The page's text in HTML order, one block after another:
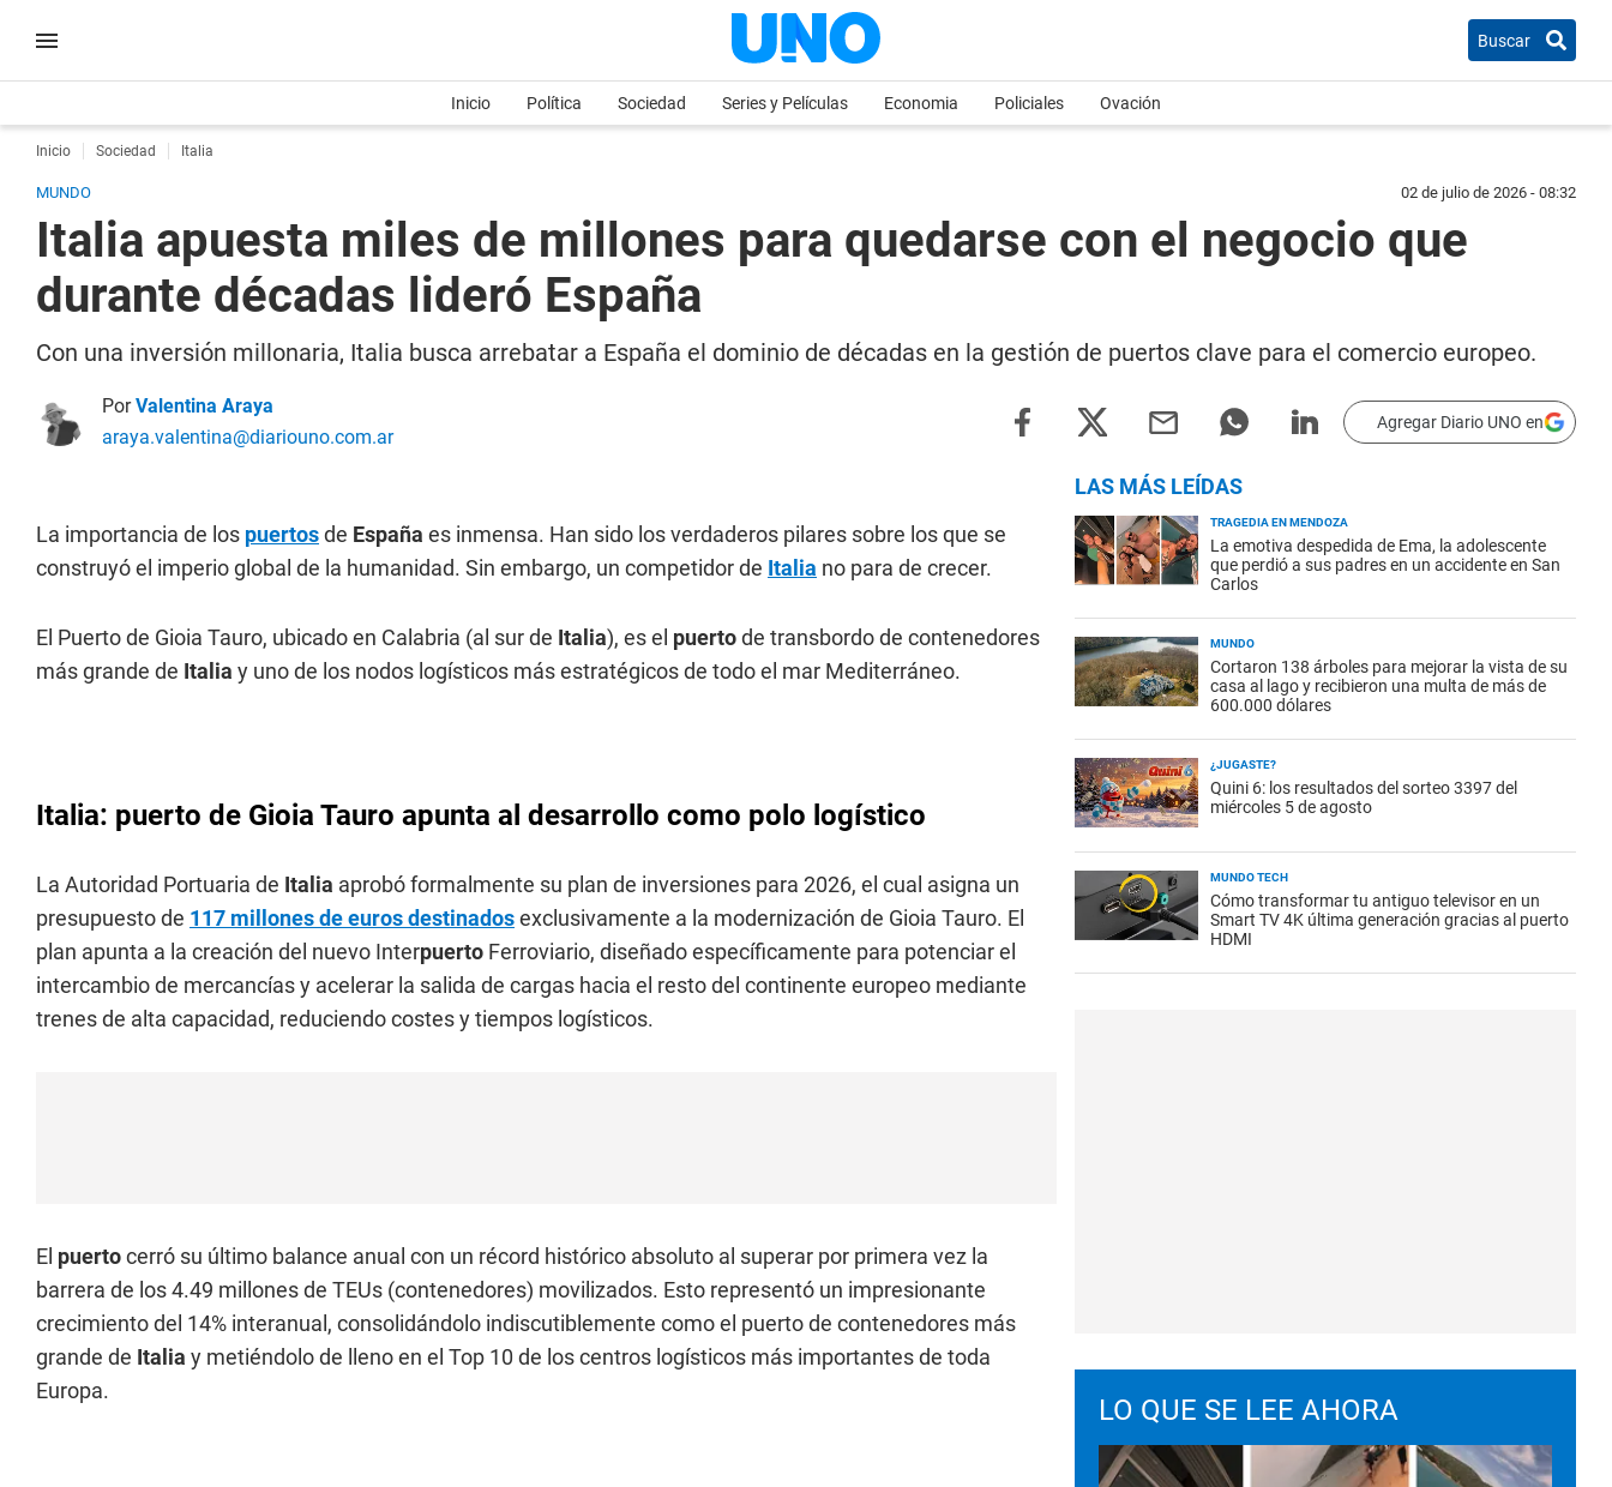
Buscar
Inicio Política Sociedad Series y Películas Economia Policiales Ovación
Inicio Sociedad Italia
MUNDO 02 de julio de 2026 - 08:32
Italia apuesta miles de millones para quedarse con el negocio que
durante décadas lideró España
Con una inversión millonaria, Italia busca arrebatar a España el dominio de décadas en la gestión de puertos clave para el comercio europeo.
PorValentina Araya
araya.valentina@diariouno.com.ar
Agregar Diario UNO en
La importancia de los puertosde España es inmensa. Han sido los verdaderos pilares sobre los que se
construyó el imperio global de la humanidad. Sin embargo, un competidor de Italia no para de crecer.
El Puerto de Gioia Tauro, ubicado en Calabria (al sur de Italia), es el puertode transbordo de contenedores
más grande de Italia y uno de los nodos logísticos más estratégicos de todo el mar Mediterráneo.
Italia: puerto de Gioia Tauro apunta al desarrollo como polo logístico
La Autoridad Portuaria de Italia aprobó formalmente su plan de inversiones para 2026, el cual asigna un
presupuesto de 117 millones de euros destinadosexclusivamente a la modernización de Gioia Tauro. El
plan apunta a la creación del nuevo Interpuerto Ferroviario, diseñado específicamente para potenciar el
intercambio de mercancías y acelerar la salida de cargas hacia el resto del continente europeo mediante
trenes de alta capacidad, reduciendo costes y tiempos logísticos.
El puertocerró su último balance anual con un récord histórico absoluto al superar por primera vez la
barrera de los 4.49 millones de TEUs (contenedores) movilizados. Esto representó un impresionante
crecimiento del 14% interanual, consolidándolo indiscutiblemente como el puerto de contenedores más
grande de Italia y metiéndolo de lleno en el Top 10 de los centros logísticos más importantes de toda
Europa.
LAS MÁS LEÍDAS
TRAGEDIA EN MENDOZA
La emotiva despedida de Ema, la adolescente
que perdió a sus padres en un accidente en San
Carlos
MUNDO
Cortaron 138 árboles para mejorar la vista de su
casa al lago y recibieron una multa de más de
600.000 dólares
¿JUGASTE?
Quini 6: los resultados del sorteo 3397 del
miércoles 5 de agosto
MUNDO TECH
Cómo transformar tu antiguo televisor en un
Smart TV 4K última generación gracias al puerto
HDMI
LO QUE SE LEE AHORA